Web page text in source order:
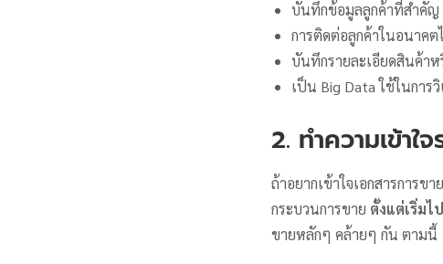
บันทึกข้อมูลลูกค้าที่สำคั
การติดต่อลูกค้าในอนาคต
บันทึกรายละเอียดสินค้าห
เป็น Big Data ใช้ในการ
2. ทำความเข้าใ
ถ้าอยากเข้าใจเอกสารการข
กระบวนการขาย ตั้งแต่เริ่มไ
ขายหลักๆ คล้ายๆ กัน ตามนี้